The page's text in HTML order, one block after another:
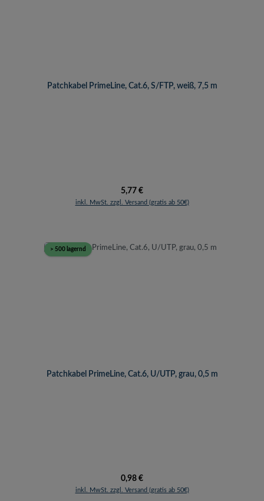
Patchkabel PrimeLine, Cat.6, S/FTP, weiß, 7,5 m
Regulärer Preis:
5,77 €
inkl. MwSt. zzgl. Versand (gratis ab 50€)
> 500 lagernd
Patchkabel PrimeLine, Cat.6, U/UTP, grau, 0,5 m
Regulärer Preis:
0,98 €
inkl. MwSt. zzgl. Versand (gratis ab 50€)